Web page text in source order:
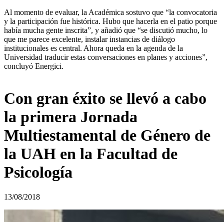
Al momento de evaluar, la Académica sostuvo que “la convocatoria
y la participación fue histórica. Hubo que hacerla en el patio porque
había mucha gente inscrita”, y añadió que “se discutió mucho, lo
que me parece excelente, instalar instancias de diálogo
institucionales es central. Ahora queda en la agenda de la
Universidad traducir estas conversaciones en planes y acciones”,
concluyó Energici.
Con gran éxito se llevó a cabo
la primera Jornada
Multiestamental de Género de
la UAH en la Facultad de
Psicología
13/08/2018